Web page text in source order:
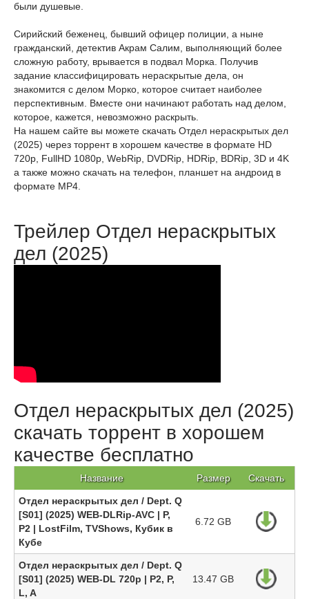
были душевые.
Сирийский беженец, бывший офицер полиции, а ныне
гражданский, детектив Акрам Салим, выполняющий более
сложную работу, врывается в подвал Морка. Получив
задание классифицировать нераскрытые дела, он
знакомится с делом Морко, которое считает наиболее
перспективным. Вместе они начинают работать над делом,
которое, кажется, невозможно раскрыть.
На нашем сайте вы можете скачать Отдел нераскрытых дел
(2025) через торрент в хорошем качестве в формате HD
720p, FullHD 1080p, WebRip, DVDRip, HDRip, BDRip, 3D и 4K
а также можно скачать на телефон, планшет на андроид в
формате MP4.
Трейлер Отдел нераскрытых
дел (2025)
Отдел нераскрытых дел (2025)
скачать торрент в хорошем
качестве бесплатно
Название Размер Скачать
Отдел нераскрытых дел / Dept. Q
[S01] (2025) WEB-DLRip-AVC | P,
P2 | LostFilm, TVShows, Кубик в
Кубе
6.72 GB
Отдел нераскрытых дел / Dept. Q
[S01] (2025) WEB-DL 720p | P2, P,
L, A
13.47 GB